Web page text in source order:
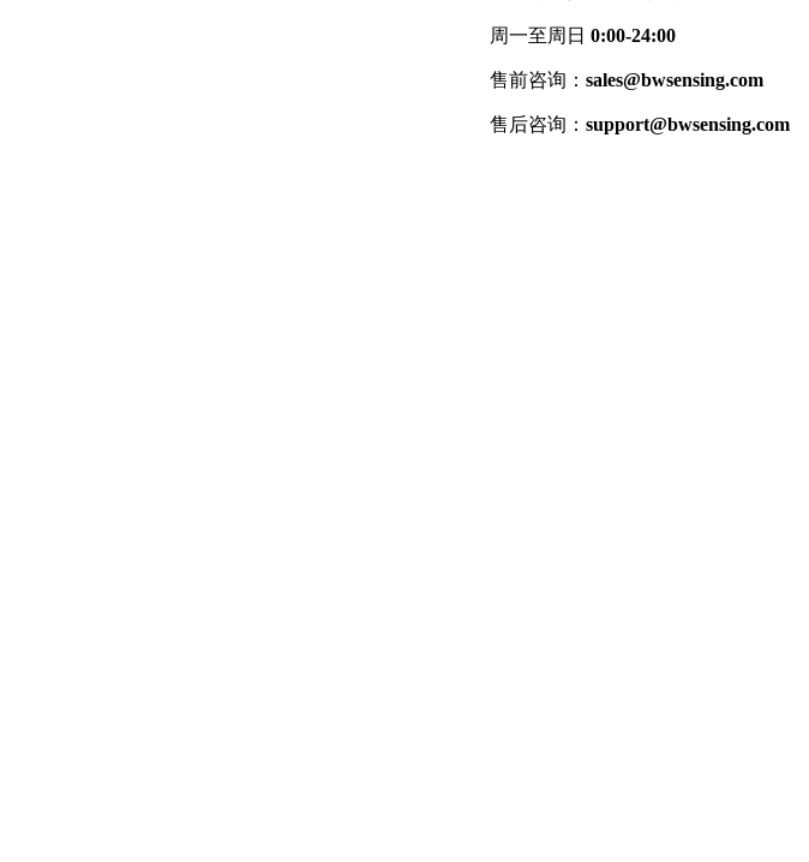
周一至周日0:00-24:00
售前咨询：sales@bwsensing.com
售后咨询：support@bwsensing.com